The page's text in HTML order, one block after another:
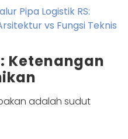
Pipa Logistik RS:
vs Fungsi Teknis
Ketenangan
adalah sudut